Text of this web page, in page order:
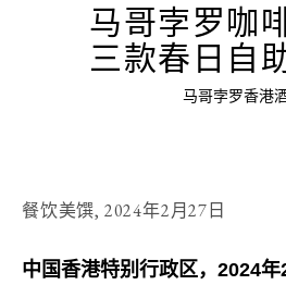
马哥孛罗咖
三款春日自
马哥孛罗香港
餐饮美馔, 2024年2月27日
中国香港特别行政区，2024年